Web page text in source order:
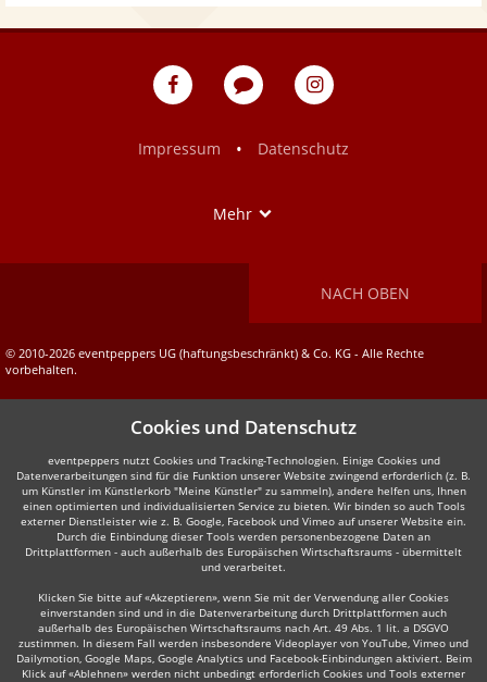
eventpeppers
Blog
eventpeppers
Impressum
• Datenschutz
Mehr
NACH OBEN
© 2010-2026 eventpeppers UG (haftungsbeschränkt) & Co. KG - Alle Rechte
vorbehalten.
Cookies und Datenschutz
eventpeppers nutzt Cookies und Tracking-Technologien. Einige Cookies und
Datenverarbeitungen sind für die Funktion unserer Website zwingend erforderlich (z. B.
um Künstler im Künstlerkorb "Meine Künstler" zu sammeln), andere helfen uns, Ihnen
einen optimierten und individualisierten Service zu bieten. Wir binden so auch Tools
externer Dienstleister wie z. B. Google, Facebook und Vimeo auf unserer Website ein.
Durch die Einbindung dieser Tools werden personenbezogene Daten an
Drittplattformen - auch außerhalb des Europäischen Wirtschaftsraums - übermittelt
und verarbeitet.
Klicken Sie bitte auf «Akzeptieren», wenn Sie mit der Verwendung aller Cookies
einverstanden sind und in die Datenverarbeitung durch Drittplattformen auch
außerhalb des Europäischen Wirtschaftsraums nach Art. 49 Abs. 1 lit. a DSGVO
zustimmen. In diesem Fall werden insbesondere Videoplayer von YouTube, Vimeo und
Dailymotion, Google Maps, Google Analytics und Facebook-Einbindungen aktiviert. Beim
Klick auf «Ablehnen» werden nicht unbedingt erforderlich Cookies und Tools externer